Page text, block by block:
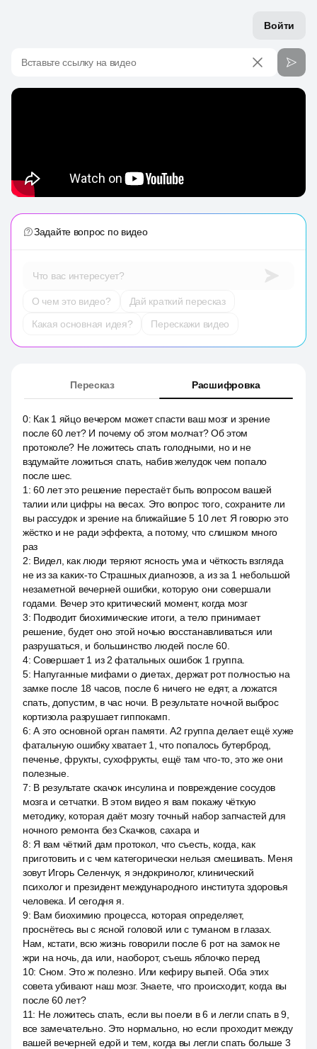
Войти
Вставьте ссылку на видео
Задайте вопрос по видео
Что вас интересует?
О чем это видео?
Дай краткий пересказ
Какая основная идея?
Перескажи видео
Пересказ Расшифровка
0: Как 1 яйцо вечером может спасти ваш мозг и зрение
после 60 лет? И почему об этом молчат? Об этом
протоколе? Не ложитесь спать голодными, но и не
вздумайте ложиться спать, набив желудок чем попало
после шес.
1 :60 лет это решение перестаёт быть вопросом вашей
талии или цифры на весах. Это вопрос того, сохраните ли
вы рассудок и зрение на ближайшие 5 10 лет. Я говорю это
жёстко и не ради эффекта, а потому, что слишком много
раз
2: Видел, как люди теряют ясность ума и чёткость взгляда
не из за каких-то Страшных диагнозов, а из за 1 небольшой
незаметной вечерней ошибки, которую они совершали
годами. Вечер это критический момент, когда мозг
3: Подводит биохимические итоги, а тело принимает
решение, будет оно этой ночью восстанавливаться или
разрушаться, и большинство людей после 60.
4:Совершает 1 из 2 фатальных ошибок 1 группа.
5: Напуганные мифами о диетах, держат рот полностью на
замке после 18 часов, после 6 ничего не едят, а ложатся
спать, допустим, в час ночи. В результате ночной выброс
кортизола разрушает гиппокамп.
6:А это основной орган памяти. A2 группа делает ещё хуже
фатальную ошибку хватает 1, что попалось бутерброд,
печенье, фрукты, сухофрукты, ещё там что-то, это же они
полезные.
7: В результате скачок инсулина и повреждение сосудов
мозга и сетчатки. В этом видео я вам покажу чёткую
методику, которая даёт мозгу точный набор запчастей для
ночного ремонта без Скачков, сахара и
8: Я вам чёткий дам протокол, что съесть, когда, как
приготовить и с чем категорически нельзя смешивать. Меня
зовут Игорь Селенчук, я эндокринолог, клинический
психолог и президент международного института здоровья
человека. И сегодня я.
9: Вам биохимию процесса, которая определяет,
проснётесь вы с ясной головой или с туманом в глазах.
Нам, кстати, всю жизнь говорили после 6 рот на замок не
жри на ночь, да или, наоборот, съешь яблочко перед
10: Сном. Это ж полезно. Или кефиру выпей. Оба этих
совета убивают наш мозг. Знаете, что происходит, когда вы
после 60 лет?
11: Не ложитесь спать, если вы поели в 6 и легли спать в 9,
все замечательно. Это нормально, но если проходит между
вашей вечерней едой и тем, когда вы легли спать больше 3